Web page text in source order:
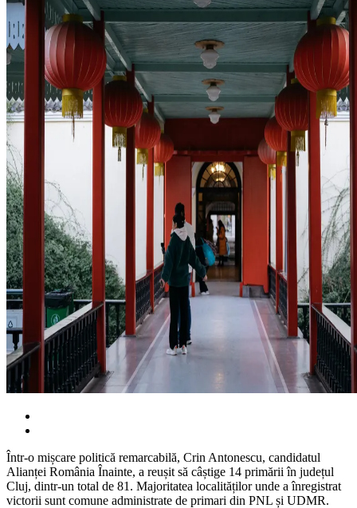
Într-o mișcare politică remarcabilă, Crin Antonescu, candidatul
Alianței România Înainte, a reușit să câștige 14 primării în județul
Cluj, dintr-un total de 81. Majoritatea localităților unde a înregistrat
victorii sunt comune administrate de primari din PNL și UDMR.